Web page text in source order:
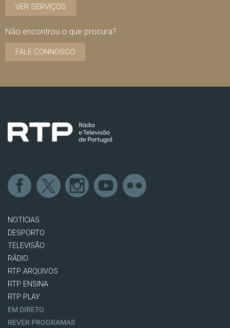
VER SERVIÇOS
Não encontrou o que procura?
FALE CONNOSCO
NOTÍCIAS
DESPORTO
TELEVISÃO
RÁDIO
RTP ARQUIVOS
RTP ENSINA
RTP PLAY
EM DIRETO
REVER PROGRAMAS